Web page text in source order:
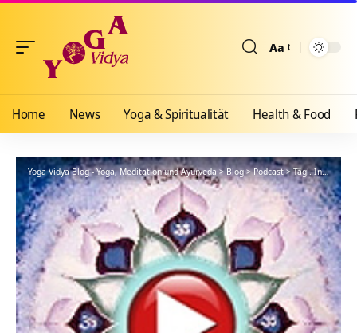
Aa
Home News Yoga & Spiritualität Health & Food
Yoga Vidya Blog - Yoga, Meditation und Ayurveda>Blog>Podcast>Tägl. Inspiration